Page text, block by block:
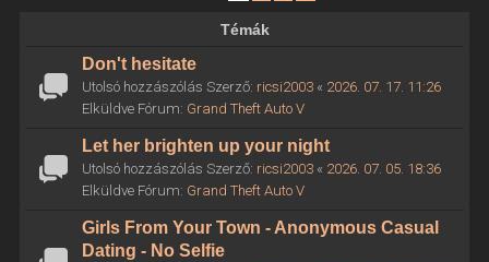
Témák
Don't hesitate
Utolsó hozzászólás Szerző: ricsi2003« 2026. 07. 17. 11:26
Elküldve Fórum: Grand Theft Auto V
Let her brighten up your night
Utolsó hozzászólás Szerző: ricsi2003« 2026. 07. 05. 18:36
Elküldve Fórum: Grand Theft Auto V
Girls From Your Town - Anonymous Casual
Dating - No Selfie